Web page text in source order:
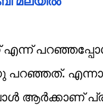
എന്ന്
പറഞ്ഞത്.
ആർക്കാണ്